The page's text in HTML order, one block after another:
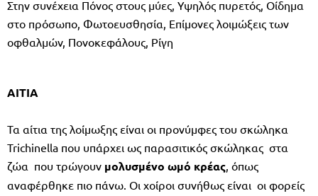
Στην συνέχεια Πόνος στους μύες, Υψηλός πυρετός, Οίδημα
στο πρόσωπο, Φωτοευσθησία, Επίμονες λοιμώξεις των
οφθαλμών, Πονοκεφάλους, Ρίγη
ΑΙΤΙΑ
Τα αίτια της λοίμωξης είναι οι προνύμφες του σκώληκα
Trichinella που υπάρχει ως παρασιτικός σκώληκας στα
ζώα που τρώγουν μολυσμένο ωμό κρέας , όπως
αναφέρθηκε πιο πάνω. Οι χοίροι συνήθως είναι οι φορείς